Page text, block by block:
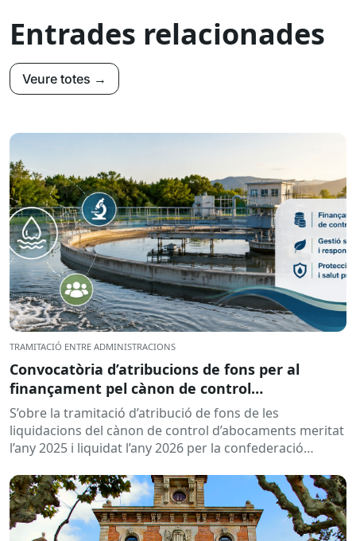
Entrades relacionades
Veure totes →
TRAMITACIÓ ENTRE ADMINISTRACIONS
Convocatòria d’atribucions de fons per al
finançament pel cànon de control
d’abocaments meritat l’any 2025 i liquidat l’any
2026
S’obre la tramitació d’atribució de fons de les
liquidacions del cànon de control d’abocaments meritat
l’any 2025 i liquidat l’any 2026 per la confederació